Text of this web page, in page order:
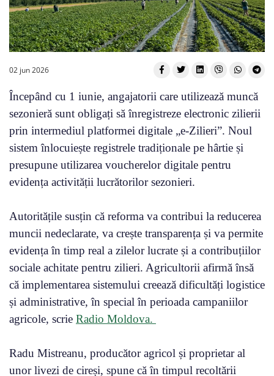
02 jun 2026
Începând cu 1 iunie, angajatorii care utilizează muncă
sezonieră sunt obligați să înregistreze electronic zilierii
prin intermediul platformei digitale „e-Zilieri”. Noul
sistem înlocuiește registrele tradiționale pe hârtie și
presupune utilizarea voucherelor digitale pentru
evidența activității lucrătorilor sezonieri.
Autoritățile susțin că reforma va contribui la reducerea
muncii nedeclarate, va crește transparența și va permite
evidența în timp real a zilelor lucrate și a contribuțiilor
sociale achitate pentru zilieri. Agricultorii afirmă însă
că implementarea sistemului creează dificultăți logistice
și administrative, în special în perioada campaniilor
agricole, scrie Radio Moldova.
Radu Mistreanu, producător agricol și proprietar al
unor livezi de cireși, spune că în timpul recoltării